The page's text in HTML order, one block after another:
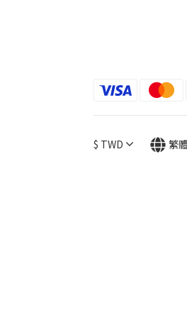
$ TWD 繁